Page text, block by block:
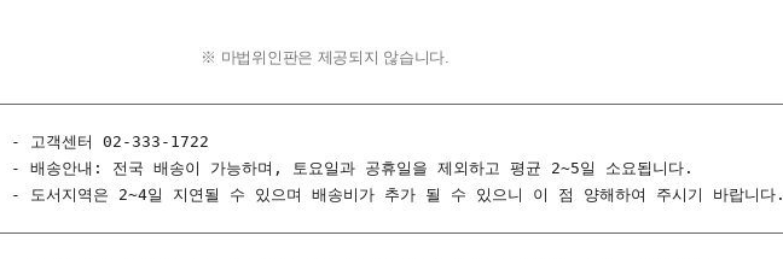
※ 마법위인판은 제공되지 않습니다.
- 고객센터 02-333-1722
- 배송안내: 전국 배송이 가능하며, 토요일과 공휴일을 제외하고 평균 2~5일 소요됩니다.
- 도서지역은 2~4일 지연될 수 있으며 배송비가 추가 될 수 있으니 이 점 양해하여 주시기 바랍니다.